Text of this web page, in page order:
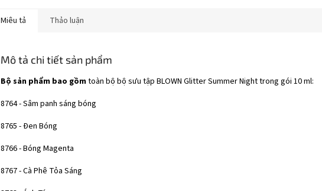
Miêu tả Thảo luận
Mô tả chi tiết sản phẩm
Bộ sản phẩm bao gồmtoàn bộ bộ sưu tập BLOWN Glitter Summer Night trong gói 10 ml:
8764 - Sâm panh sáng bóng
8765 - Đen Bóng
8766 - Bóng Magenta
8767 - Cà Phê Tỏa Sáng